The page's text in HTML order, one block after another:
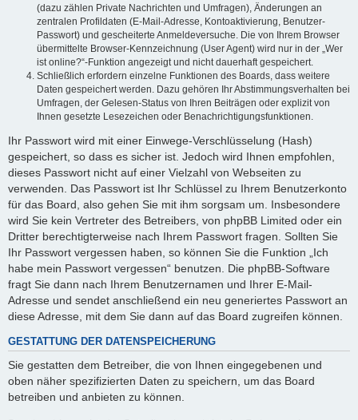
(dazu zählen Private Nachrichten und Umfragen), Änderungen an
zentralen Profildaten (E-Mail-Adresse, Kontoaktivierung, Benutzer-
Passwort) und gescheiterte Anmeldeversuche. Die von Ihrem Browser
übermittelte Browser-Kennzeichnung (User Agent) wird nur in der „Wer
ist online?“-Funktion angezeigt und nicht dauerhaft gespeichert.
Schließlich erfordern einzelne Funktionen des Boards, dass weitere
Daten gespeichert werden. Dazu gehören Ihr Abstimmungsverhalten bei
Umfragen, der Gelesen-Status von Ihren Beiträgen oder explizit von
Ihnen gesetzte Lesezeichen oder Benachrichtigungsfunktionen.
Ihr Passwort wird mit einer Einwege-Verschlüsselung (Hash)
gespeichert, so dass es sicher ist. Jedoch wird Ihnen empfohlen,
dieses Passwort nicht auf einer Vielzahl von Webseiten zu
verwenden. Das Passwort ist Ihr Schlüssel zu Ihrem Benutzerkonto
für das Board, also gehen Sie mit ihm sorgsam um. Insbesondere
wird Sie kein Vertreter des Betreibers, von phpBB Limited oder ein
Dritter berechtigterweise nach Ihrem Passwort fragen. Sollten Sie
Ihr Passwort vergessen haben, so können Sie die Funktion „Ich
habe mein Passwort vergessen“ benutzen. Die phpBB-Software
fragt Sie dann nach Ihrem Benutzernamen und Ihrer E-Mail-
Adresse und sendet anschließend ein neu generiertes Passwort an
diese Adresse, mit dem Sie dann auf das Board zugreifen können.
GESTATTUNG DER DATENSPEICHERUNG
Sie gestatten dem Betreiber, die von Ihnen eingegebenen und
oben näher spezifizierten Daten zu speichern, um das Board
betreiben und anbieten zu können.